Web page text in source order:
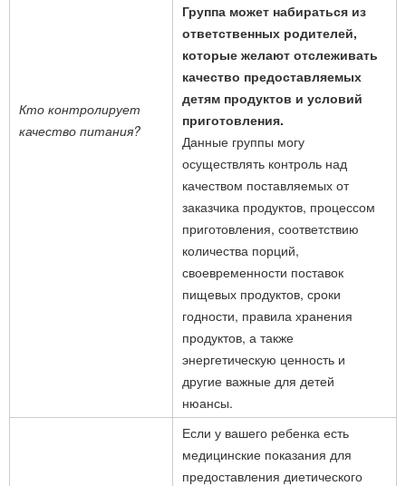
Кто контролирует
качество питания?
Группа может набираться из
ответственных родителей,
которые желают отслеживать
качество предоставляемых
детям продуктов и условий
приготовления.
Данные группы могу
осуществлять контроль над
качеством поставляемых от
заказчика продуктов, процессом
приготовления, соответствию
количества порций,
своевременности поставок
пищевых продуктов, сроки
годности, правила хранения
продуктов, а также
энергетическую ценность и
другие важные для детей
нюансы.
Если у вашего ребенка есть
медицинские показания для
предоставления диетического